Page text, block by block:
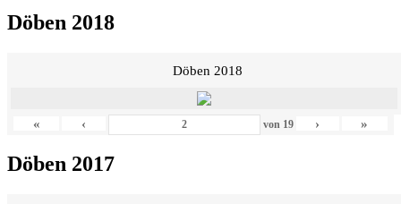
Döben 2018
Döben 2018
« ‹ von 19 › »
Döben 2017